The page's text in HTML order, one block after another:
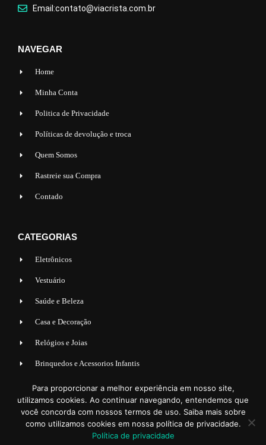
Email:contato@viacrista.com.br
NAVEGAR
Home
Minha Conta
Politica de Privacidade
Políticas de devolução e troca
Quem Somos
Rastreie sua Compra
Contado
CATEGORIAS
Eletrônicos
Vestuário
Saúde e Beleza
Casa e Decoração
Relógios e Joias
Brinquedos e Acessorios Infantis
Acessorios para Veiculos
Esporte e lazer
Para proporcionar a melhor experiência em nosso site,
utilizamos cookies. Ao continuar navegando, entendemos que
você concorda com nossos termos de uso. Saiba mais sobre
como utilizamos cookies em nossa política de privacidade.
Política de privacidade